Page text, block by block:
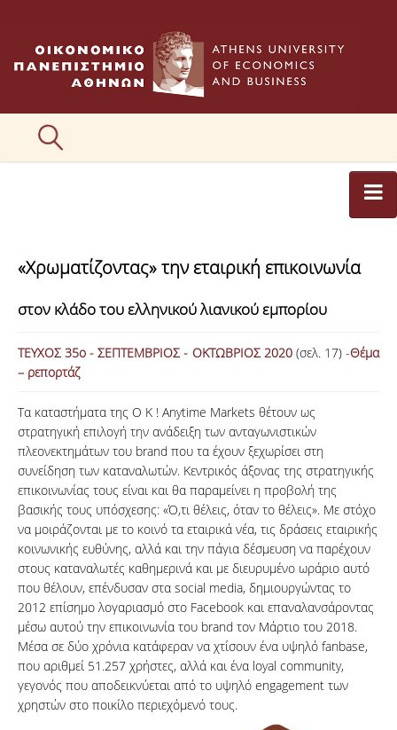
ΚΑΤΗΓΟΡΙΕΣ ΑΡΘΡΩΝ
ΕΙΚΟΝΕΣ
ΣΥΝΤΑΚΤΙΚΗ ΟΜΑΔΑ
ΑΝΑΖΗΤΗΣΗ
«Χρωματίζοντας» την εταιρική επικοινωνία
στον κλάδο του ελληνικού λιανικού εμπορίου
ΤΕΥΧΟΣ 35ο - ΣΕΠΤΕΜΒΡΙΟΣ - ΟΚΤΩΒΡΙΟΣ 2020(σελ. 17) -Θέμα
– ρεπορτάζ
Τα καταστήματα της O K ! Anytime Markets θέτουν ως
στρατηγική επιλογή την ανάδειξη των ανταγωνιστικών
πλεονεκτημάτων του brand που τα έχουν ξεχωρίσει στη
συνείδηση των καταναλωτών. Κεντρικός άξονας της στρατηγικής
επικοινωνίας τους είναι και θα παραμείνει η προβολή της
βασικής τους υπόσχεσης: «Ό,τι θέλεις, όταν το θέλεις». Με στόχο
να μοιράζονται με το κοινό τα εταιρικά νέα, τις δράσεις εταιρικής
κοινωνικής ευθύνης, αλλά και την πάγια δέσμευση να παρέχουν
στους καταναλωτές καθημερινά και με διευρυμένο ωράριο αυτό
που θέλουν, επένδυσαν στα social media, δημιουργώντας το
2012 επίσημο λογαριασμό στο Facebook και επαναλανσάροντας
μέσω αυτού την επικοινωνία του brand τον Μάρτιο του 2018.
Μέσα σε δύο χρόνια κατάφεραν να χτίσουν ένα υψηλό fanbase,
που αριθμεί 51.257 χρήστες, αλλά και ένα loyal community,
γεγονός που αποδεικνύεται από το υψηλό engagement των
χρηστών στο ποικίλο περιεχόμενό τους.